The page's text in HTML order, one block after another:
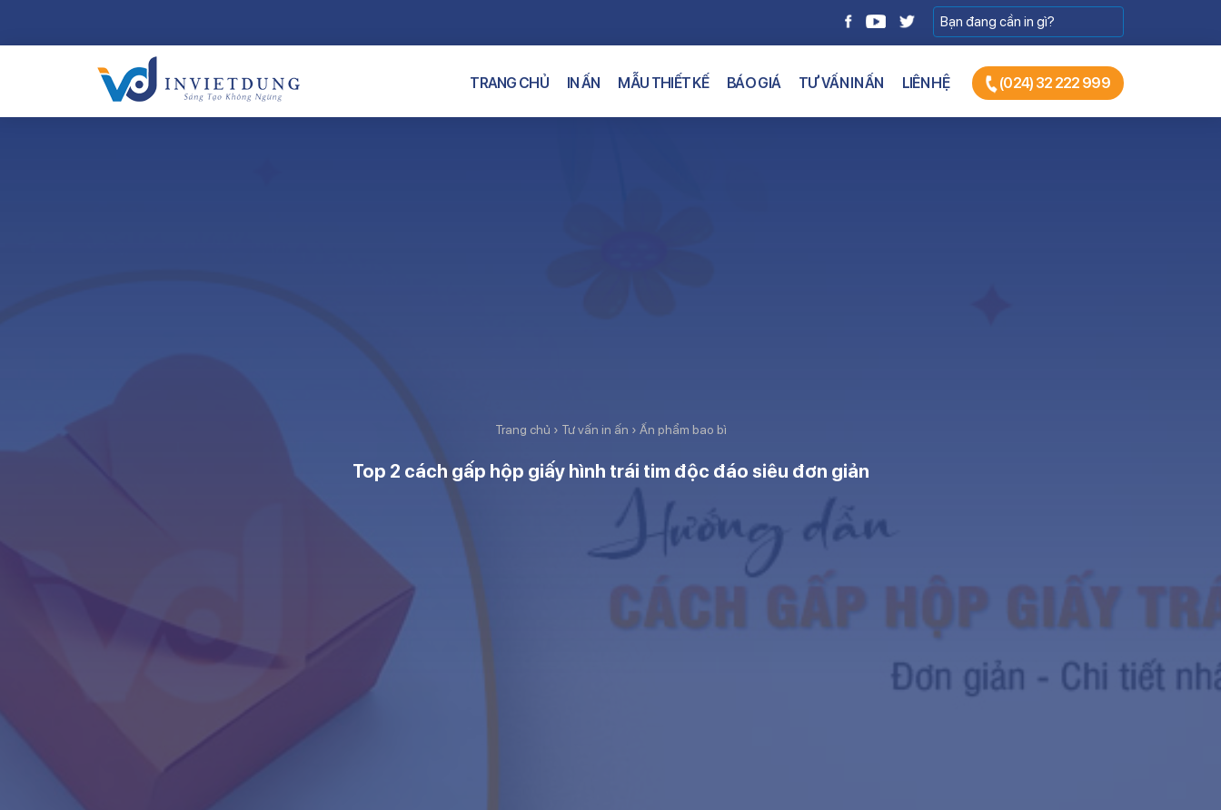
TRANG CHỦ IN ẤN MẪU THIẾT KẾ BÁO GIÁ TƯ VẤN IN ẤN LIÊN HỆ (024) 32 222 999
Trang chủ › Tư vấn in ấn › Ấn phẩm bao bì
Top 2 cách gấp hộp giấy hình trái tim độc đáo siêu đơn giản